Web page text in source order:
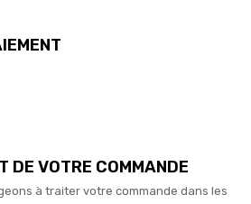
DE VOTRE COMMANDE
à traiter votre commande dans les